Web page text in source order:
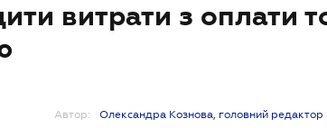
витрати з оплати
Автор: Олександра Кознова, головний редактор